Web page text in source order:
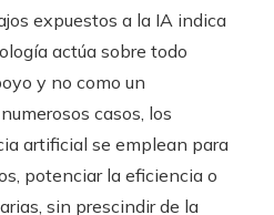
expuestos a la IA indica
actúa sobre todo
y no como un
casos, los
artificial se emplean para
potenciar la eficiencia o
sin prescindir de la